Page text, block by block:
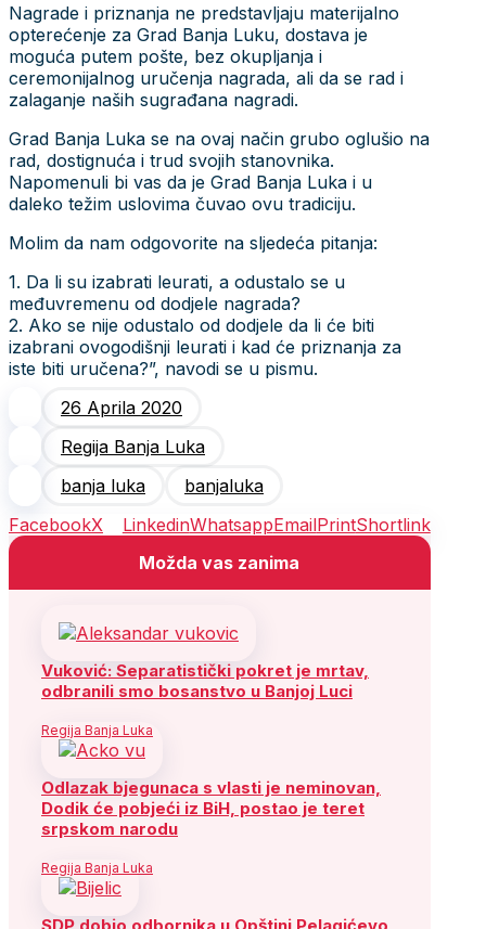
Nagrade i priznanja ne predstavljaju materijalno
opterećenje za Grad Banja Luku, dostava je
moguća putem pošte, bez okupljanja i
ceremonijalnog uručenja nagrada, ali da se rad i
zalaganje naših sugrađana nagradi.
Grad Banja Luka se na ovaj način grubo oglušio na
rad, dostignuća i trud svojih stanovnika.
Napomenuli bi vas da je Grad Banja Luka i u
daleko težim uslovima čuvao ovu tradiciju.
Molim da nam odgovorite na sljedeća pitanja:
1. Da li su izabrati leurati, a odustalo se u
međuvremenu od dodjele nagrada?
2. Ako se nije odustalo od dodjele da li će biti
izabrani ovogodišnji leurati i kad će priznanja za
iste biti uručena?”, navodi se u pismu.
26 Aprila 2020
Regija Banja Luka
banja luka
banjaluka
FacebookX LinkedinWhatsappEmailPrintShortlink
Možda vas zanima
Vuković: Separatistički pokret je mrtav,
odbranili smo bosanstvo u Banjoj Luci
Regija Banja Luka
Odlazak bjegunaca s vlasti je neminovan,
Dodik će pobjeći iz BiH, postao je teret
srpskom narodu
Regija Banja Luka